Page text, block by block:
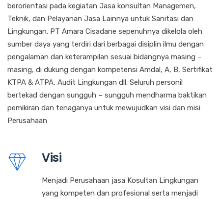
berorientasi pada kegiatan Jasa konsultan Managemen,
Teknik, dan Pelayanan Jasa Lainnya untuk Sanitasi dan
Lingkungan. PT Amara Cisadane sepenuhnya dikelola oleh
sumber daya yang terdiri dari berbagai disiplin ilmu dengan
pengalaman dan keterampilan sesuai bidangnya masing –
masing, di dukung dengan kompetensi Amdal, A, B, Sertifikat
KTPA & ATPA, Audit Lingkungan dll. Seluruh personil
bertekad dengan sungguh – sungguh mendharma baktikan
pemikiran dan tenaganya untuk mewujudkan visi dan misi
Perusahaan
Visi
Menjadi Perusahaan jasa Kosultan Lingkungan
yang kompeten dan profesional serta menjadi